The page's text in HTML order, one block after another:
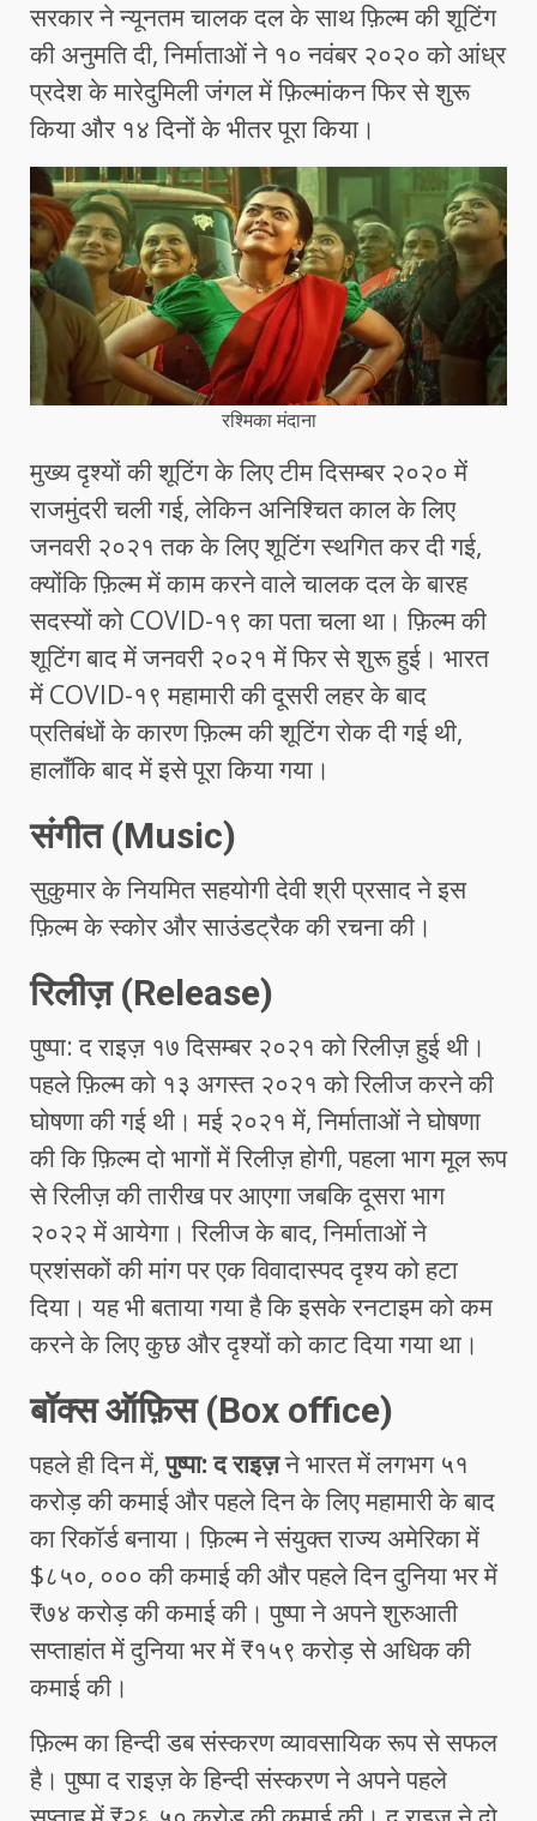
सरकार ने न्यूनतम चालक दल के साथ फ़िल्म की शूटिंग
की अनुमति दी, निर्माताओं ने १० नवंबर २०२० को आंध्र
प्रदेश के मारेदुमिली जंगल में फ़िल्मांकन फिर से शुरू
किया और १४ दिनों के भीतर पूरा किया।
रश्मिका मंदाना
मुख्य दृश्यों की शूटिंग के लिए टीम दिसम्बर २०२० में
राजमुंदरी चली गई, लेकिन अनिश्चित काल के लिए
जनवरी २०२१ तक के लिए शूटिंग स्थगित कर दी गई,
क्योंकि फ़िल्म में काम करने वाले चालक दल के बारह
सदस्यों को COVID-१९ का पता चला था। फ़िल्म की
शूटिंग बाद में जनवरी २०२१ में फिर से शुरू हुई। भारत
में COVID-१९ महामारी की दूसरी लहर के बाद
प्रतिबंधों के कारण फ़िल्म की शूटिंग रोक दी गई थी,
हालाँकि बाद में इसे पूरा किया गया।
संगीत (Music)
सुकुमार के नियमित सहयोगी देवी श्री प्रसाद ने इस
फ़िल्म के स्कोर और साउंडट्रैक की रचना की।
रिलीज़ (Release)
पुष्पा: द राइज़ १७ दिसम्बर २०२१ को रिलीज़ हुई थी।
पहले फ़िल्म को १३ अगस्त २०२१ को रिलीज करने की
घोषणा की गई थी। मई २०२१ में, निर्माताओं ने घोषणा
की कि फ़िल्म दो भागों में रिलीज़ होगी, पहला भाग मूल रूप
से रिलीज़ की तारीख पर आएगा जबकि दूसरा भाग
२०२२ में आयेगा। रिलीज के बाद, निर्माताओं ने
प्रशंसकों की मांग पर एक विवादास्पद दृश्य को हटा
दिया। यह भी बताया गया है कि इसके रनटाइम को कम
करने के लिए कुछ और दृश्यों को काट दिया गया था।
बॉक्स ऑफ़िस (Box office)
पहले ही दिन में,पुष्पा: द राइज़ने भारत में लगभग ५१
करोड़ की कमाई और पहले दिन के लिए महामारी के बाद
का रिकॉर्ड बनाया। फ़िल्म ने संयुक्त राज्य अमेरिका में
$८५०, ००० की कमाई की और पहले दिन दुनिया भर में
₹७४ करोड़ की कमाई की। पुष्पा ने अपने शुरुआती
सप्ताहांत में दुनिया भर में ₹१५९ करोड़ से अधिक की
कमाई की।
फ़िल्म का हिन्दी डब संस्करण व्यावसायिक रूप से सफल
है। पुष्पा द राइज़ के हिन्दी संस्करण ने अपने पहले